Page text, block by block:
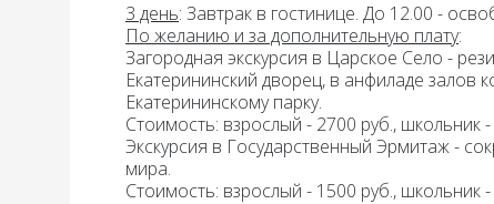
3 день: Завтрак в гостинице. До 12.00 -
По желанию и за дополнительную плату:
Загородная экскурсия в Царское Село -
Екатерининский дворец, в анфиладе залов
Екатерининскому парку.
Стоимость: взрослый - 2700 руб., школьник
Экскурсия в Государственный Эрмитаж-
мира.
Стоимость: взрослый - 1500 руб., школьник -